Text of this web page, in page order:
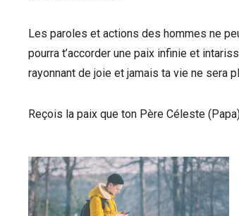
Les paroles et actions des hommes ne
pourra t’accorder une paix infinie et
rayonnant de joie et jamais ta vie ne sera
Reçois la paix que ton Père Céleste